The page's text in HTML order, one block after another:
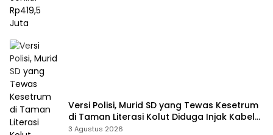
Versi Polisi, Murid SD yang Tewas Kesetrum
di Taman Literasi Kolut Diduga Injak Kabel
Beraliran Listrik
3 Agustus 2026